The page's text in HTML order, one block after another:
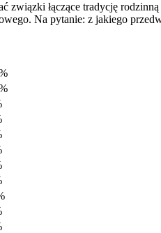
związki łączące tradycję
Na pytanie: z jakiego